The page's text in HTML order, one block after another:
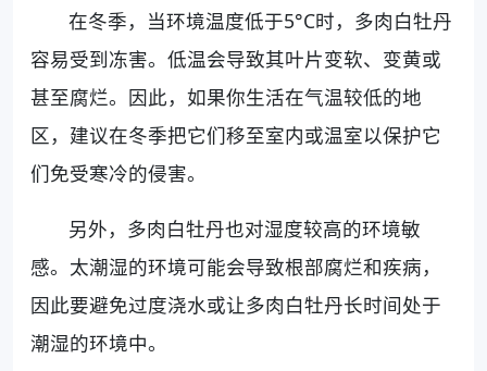
在冬季，当环境温度低于5°C时，多肉白牡丹
容易受到冻害。低温会导致其叶片变软、变黄或
甚至腐烂。因此，如果你生活在气温较低的地
区，建议在冬季把它们移至室内或温室以保护它
们免受寒冷的侵害。
另外，多肉白牡丹也对湿度较高的环境敏
感。太潮湿的环境可能会导致根部腐烂和疾病，
因此要避免过度浇水或让多肉白牡丹长时间处于
潮湿的环境中。